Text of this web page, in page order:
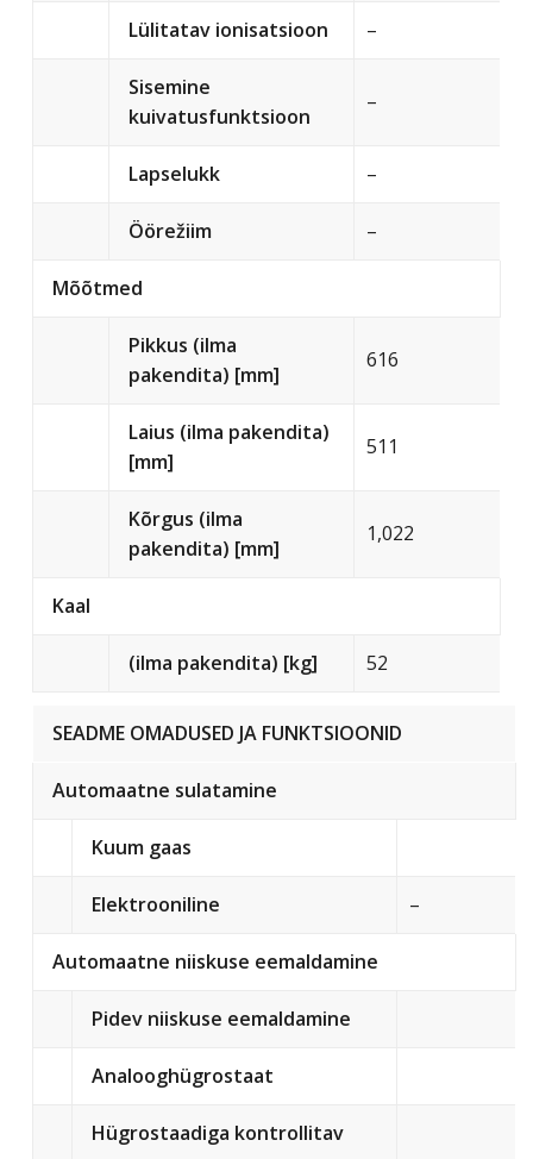
Lülitatav ionisatsioon –
Sisemine
kuivatusfunktsioon
–
Lapselukk –
Öörežiim –
Mõõtmed
Pikkus (ilma
pakendita) [mm]
616
Laius (ilma pakendita)
[mm]
511
Kõrgus (ilma
pakendita) [mm]
1,022
Kaal
(ilma pakendita) [kg] 52
SEADME OMADUSED JA FUNKTSIOONID
Automaatne sulatamine
Kuum gaas
Elektrooniline –
Automaatne niiskuse eemaldamine
Pidev niiskuse eemaldamine
Analooghügrostaat
Hügrostaadiga kontrollitav